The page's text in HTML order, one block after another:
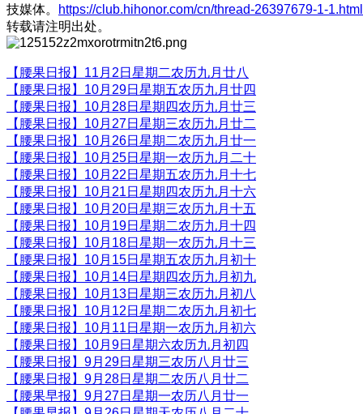
技媒体。
https://club.hihonor.com/cn/thread-26397679-1-1.html
转载请注明出处。
【腰果日报】11月2日星期二农历九月廿八
【腰果日报】10月29日星期五农历九月廿四
【腰果日报】10月28日星期四农历九月廿三
【腰果日报】10月27日星期三农历九月廿二
【腰果日报】10月26日星期二农历九月廿一
【腰果日报】10月25日星期一农历九月二十
【腰果日报】10月22日星期五农历九月十七
【腰果日报】10月21日星期四农历九月十六
【腰果日报】10月20日星期三农历九月十五
【腰果日报】10月19日星期二农历九月十四
【腰果日报】10月18日星期一农历九月十三
【腰果日报】10月15日星期五农历九月初十
【腰果日报】10月14日星期四农历九月初九
【腰果日报】10月13日星期三农历九月初八
【腰果日报】10月12日星期二农历九月初七
【腰果日报】10月11日星期一农历九月初六
【腰果日报】10月9日星期六农历九月初四
【腰果日报】9月29日星期三农历八月廿三
【腰果日报】9月28日星期二农历八月廿二
【腰果早报】9月27日星期一农历八月廿一